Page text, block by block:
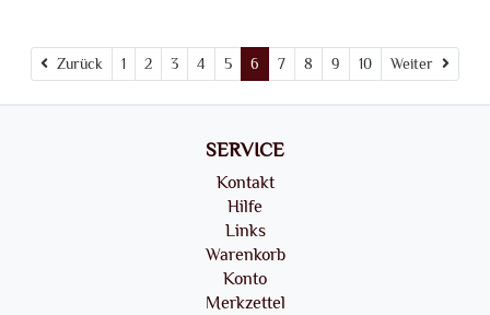
Zurück Zurück
1 2 3 4 5 6 7 8 9 10 Weiter Weiter
SERVICE
Kontakt
Hilfe
Links
Warenkorb
Konto
Merkzettel